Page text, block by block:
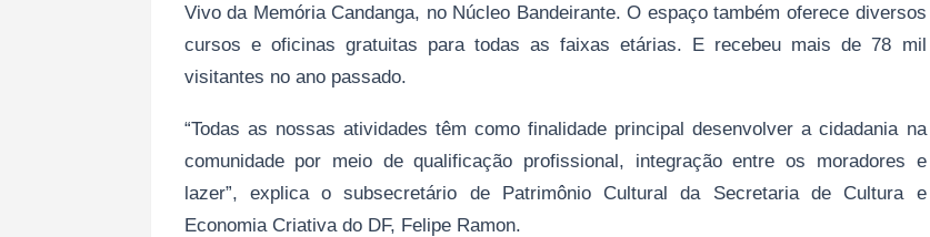
Vivo da Memória Candanga, no Núcleo Bandeirante. O espaço também oferece diversos
cursos e oficinas gratuitas para todas as faixas etárias. E recebeu mais de 78 mil
visitantes no ano passado.
“Todas as nossas atividades têm como finalidade principal desenvolver a cidadania na
comunidade por meio de qualificação profissional, integração entre os moradores e
lazer”, explica o subsecretário de Patrimônio Cultural da Secretaria de Cultura e
Economia Criativa do DF, Felipe Ramon.